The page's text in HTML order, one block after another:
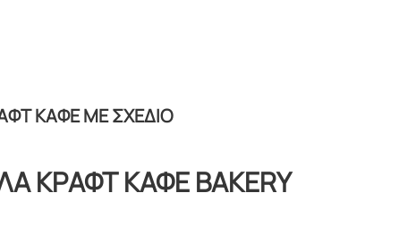
ΚΑΦΕ ΜΕ ΣΧΕΔΙΟ
ΚΡΑΦΤ ΚΑΦΕ BAKERΥ